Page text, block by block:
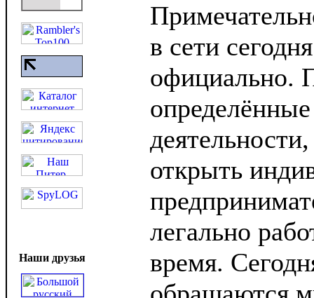
Наши друзья
в сети
официально.
открыть
легально
время.